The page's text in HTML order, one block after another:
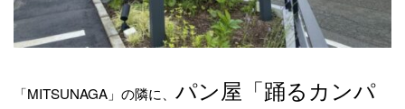
「MITSUNAGA」の隣に、 パン屋「踊るカンパ